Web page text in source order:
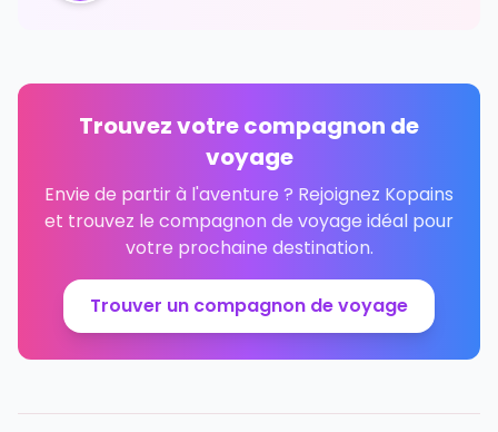
Trouvez votre compagnon de
voyage
Envie de partir à l'aventure ? Rejoignez Kopains
et trouvez le compagnon de voyage idéal pour
votre prochaine destination.
Trouver un compagnon de voyage